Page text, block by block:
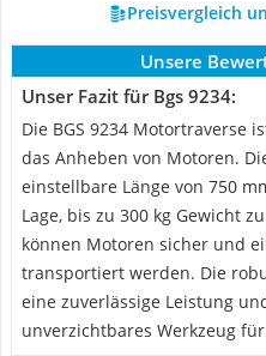
Preisvergleich
Unsere
Unser Fazit für Bgs 9234:
Die BGS 9234 Motortraverse
das Anheben von Motoren.
einstellbare Länge von 750
Lage, bis zu 300 kg Gewicht
können Motoren sicher und
transportiert werden. Die
eine zuverlässige Leistung
unverzichtbares Werkzeug